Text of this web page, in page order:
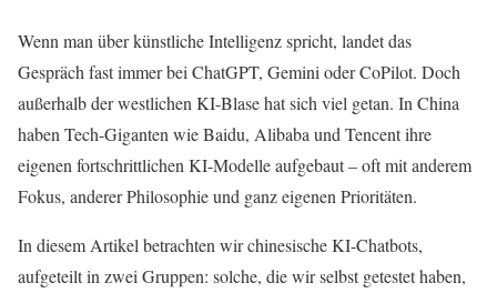
Wenn man über künstliche Intelligenz spricht, landet das
Gespräch fast immer bei ChatGPT, Gemini oder CoPilot. Doch
außerhalb der westlichen KI-Blase hat sich viel getan. In China
haben Tech-Giganten wie Baidu, Alibaba und Tencent ihre
eigenen fortschrittlichen KI-Modelle aufgebaut – oft mit anderem
Fokus, anderer Philosophie und ganz eigenen Prioritäten.
In diesem Artikel betrachten wir chinesische KI-Chatbots,
aufgeteilt in zwei Gruppen: solche, die wir selbst getestet haben,